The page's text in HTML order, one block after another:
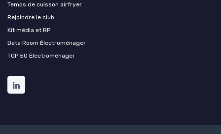
Temps de cuisson airfryer
Rejoindre le club
Kit média et RP
Data Room Électroménager
TOP 50 Électroménager